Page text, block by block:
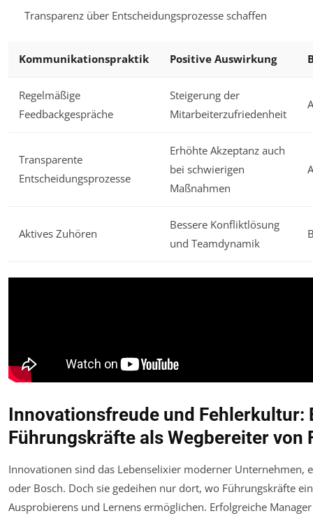
Transparenz über Entscheidungsprozesse schaffen
Kommunikationspraktik Positive Auswirkung
Regelmäßige
Feedbackgespräche
Steigerung der
Mitarbeiterzufriedenheit
Transparente
Entscheidungsprozesse
Erhöhte Akzeptanz auch
bei schwierigen
Maßnahmen
Aktives Zuhören
Bessere Konfliktlösung
und Teamdynamik
Innovationsfreude und Fehlerkultur:
Führungskräfte als Wegbereiter von
Innovationen sind das Lebenselixier moderner Unternehmen,
oder Bosch. Doch sie gedeihen nur dort, wo Führungskräfte
Ausprobierens und Lernens ermöglichen. Erfolgreiche